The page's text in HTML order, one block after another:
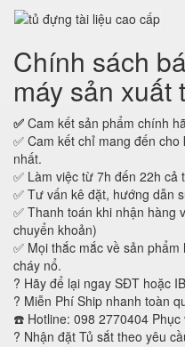
Chính sách
máy sản xuất
✅ Cam kết sản phẩm chính
✅ Cam kết chỉ mang đến
nhất.
✅ Làm việc từ 7h đến 22h cả
✅ Tư vấn kê đặt, hướng dẫn
✅ Thanh toán khi nhận hàng
chuyển khoản)
✅ Mọi thắc mắc về sản
cháy nổ.
? Hãy để lại ngay SĐT hoặc
? Miễn Phí Ship nhanh toàn
☎️ Hotline: 098 2770404 Phục
? Nhận đặt Tủ sắt theo yêu